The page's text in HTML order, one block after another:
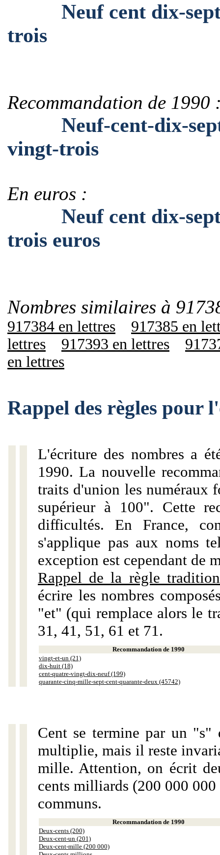
Neuf cent dix-sept
trois
Recommandation de 1990
Neuf-cent-dix-sept-
vingt-trois
En euros :
Neuf cent dix-sept
trois euros
Nombres similaires à
917384 en lettres
917385 en
lettres
917393 en lettres
en lettres
Rappel des règles pour
L'écriture des nombres a
1990. La nouvelle
traits d'union les numéraux
supérieur à 100". Cette
difficultés. En France,
s'applique pas aux noms
exception est cependant de
Rappel de la règle
écrire les nombres
"et" (qui remplace alors le
31, 41, 51, 61 et 71.
Recommandation de 1990
vingt-et-un (21)
dix-huit (18)
cent-quatre-vingt-dix-neuf (199)
quarante-cinq-mille-sept-cent-quarante-deux (45742)
Cent se termine par un "s"
multiplie, mais il reste
mille. Attention, on écrit
cents milliards (200 000
communs.
Recommandation de 1990
Deux-cents (200)
Deux-cent-un (201)
Deux-cent-mille (200 000)